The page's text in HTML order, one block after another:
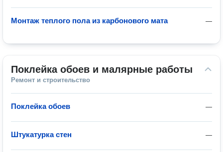
—
Монтаж теплого пола из карбонового мата
Поклейка обоев и малярные работы
Ремонт и строительство
—
Поклейка обоев
—
Штукатурка стен